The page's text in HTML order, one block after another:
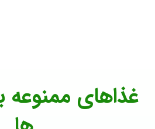
غذاهای ممنوعه